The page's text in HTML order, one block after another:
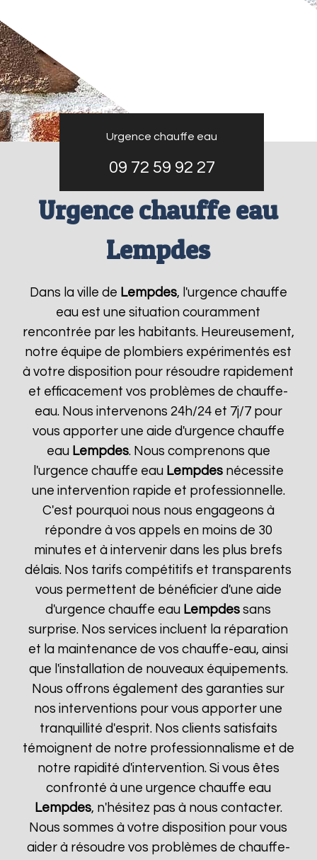
Urgence chauffe eau
09 72 59 92 27
Urgence chauffe eau
Lempdes
Dans la ville de Lempdes, l'urgence chauffe
eau est une situation couramment
rencontrée par les habitants. Heureusement,
notre équipe de plombiers expérimentés est
à votre disposition pour résoudre rapidement
et efficacement vos problèmes de chauffe-
eau. Nous intervenons 24h/24 et 7j/7 pour
vous apporter une aide d'urgence chauffe
eau Lempdes. Nous comprenons que
l'urgence chauffe eau Lempdesnécessite
une intervention rapide et professionnelle.
C'est pourquoi nous nous engageons à
répondre à vos appels en moins de 30
minutes et à intervenir dans les plus brefs
délais. Nos tarifs compétitifs et transparents
vous permettent de bénéficier d'une aide
d'urgence chauffe eau Lempdes sans
surprise. Nos services incluent la réparation
et la maintenance de vos chauffe-eau, ainsi
que l'installation de nouveaux équipements.
Nous offrons également des garanties sur
nos interventions pour vous apporter une
tranquillité d'esprit. Nos clients satisfaits
témoignent de notre professionnalisme et de
notre rapidité d'intervention. Si vous êtes
confronté à une urgence chauffe eau
Lempdes, n'hésitez pas à nous contacter.
Nous sommes à votre disposition pour vous
aider à résoudre vos problèmes de chauffe-